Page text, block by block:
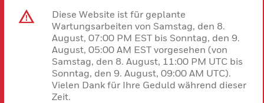
Diese Website ist für geplante
Wartungsarbeiten von Samstag, den 8.
August, 07:00 PM EST bis Sonntag, den 9.
August, 05:00 AM EST vorgesehen (von
Samstag, den 8. August, 11:00 PM UTC bis
Sonntag, den 9. August, 09:00 AM UTC).
Vielen Dank für Ihre Geduld während dieser
Zeit.